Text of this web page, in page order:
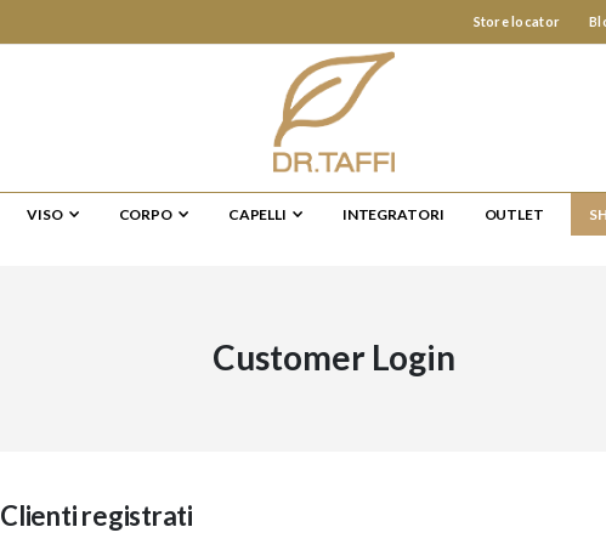
Store locator
VISO CORPO CAPELLI INTEGRATORI OUTLET
Customer Login
Clienti registrati